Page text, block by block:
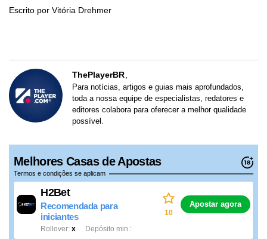
Escrito por Vitória Drehmer
ThePlayerBR
Para notícias, artigos e guias mais aprofundados,
toda a nossa equipe de especialistas, redatores e
editores colabora para oferecer a melhor qualidade
possível.
Melhores Casas de Apostas
Termos e condições se aplicam
H2Bet
Recomendada para
iniciantes
x
Rollover Depósito min.
10
Apostar agora